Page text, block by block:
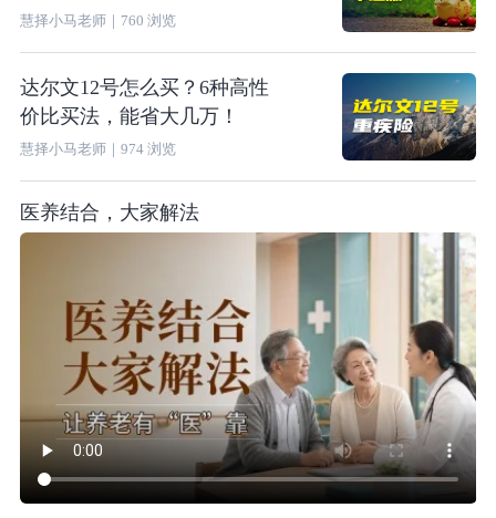
慧择小马老师｜ 760 浏览
达尔文12号怎么买？6种高性
价比买法，能省大几万！
慧择小马老师｜ 974浏览
医养结合，大家解法